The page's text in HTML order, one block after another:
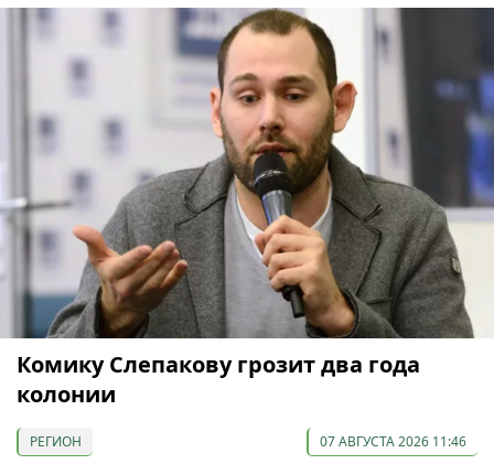
Комику Слепакову грозит два года
колонии
РЕГИОН 07 АВГУСТА 2026 11:46